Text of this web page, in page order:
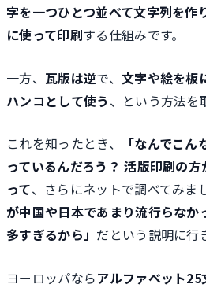
字を一つひとつ並べて文字列を作
に使って印刷する仕組みです。
一方、 瓦版は逆で、 文字や絵を板
ハンコとして使う、という方法を
これを知ったとき、
「なんでこ
っているんだろう？ 活版印刷の
って、さらにネットで調べてみま
が中国や日本であまり流行らな
多すぎるから」 だという説明に行
ヨーロッパならアルファベット25